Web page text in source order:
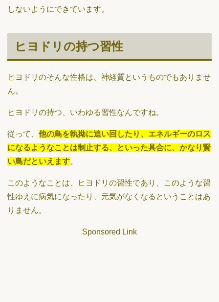
しないようにできています。
ヒヨドリの持つ習性
ヒヨドリのそんな性格は、神経質というものでもありませ
ん。
ヒヨドリの持つ、いわゆる習性なんですね。
従って、 他の鳥を執拗に追い回したり、エネルギーのロス
になるようなことは制止する、といった具合に、かなり賢
い鳥だといえます。
このようなことは、ヒヨドリの習性であり、このような習
性ゆえに病気になったり、元気がなくなるということはあ
りません。
Sponsored Link